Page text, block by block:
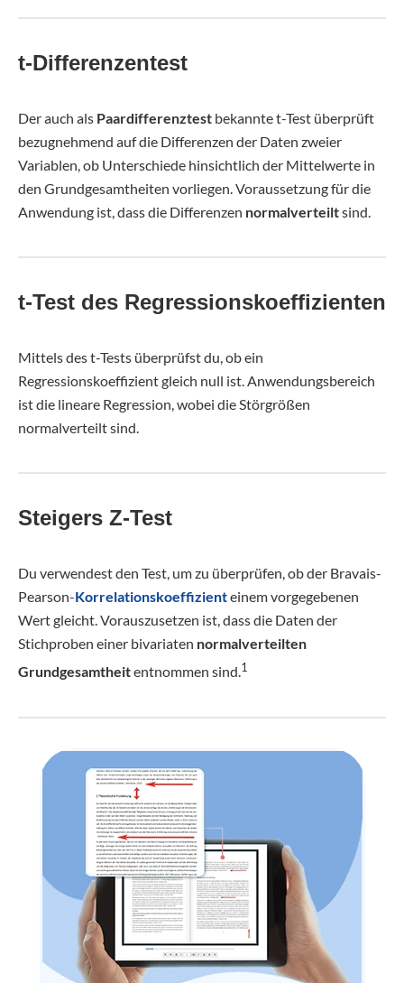
t-Differenzentest
Der auch als Paardifferenztest bekannte t-Test überprüft
bezugnehmend auf die Differenzen der Daten zweier
Variablen, ob Unterschiede hinsichtlich der Mittelwerte in
den Grundgesamtheiten vorliegen. Voraussetzung für die
Anwendung ist, dass die Differenzen normalverteiltsind.
t-Test des Regressionskoeffizienten
Mittels des t-Tests überprüfst du, ob ein
Regressionskoeffizient gleich null ist. Anwendungsbereich
ist die lineare Regression, wobei die Störgrößen
normalverteilt sind.
Steigers Z-Test
Du verwendest den Test, um zu überprüfen, ob der Bravais-
Pearson-Korrelationskoeffizienteinem vorgegebenen
Wert gleicht. Vorauszusetzen ist, dass die Daten der
Stichproben einer bivariaten normalverteilten
Grundgesamtheitentnommen sind.1